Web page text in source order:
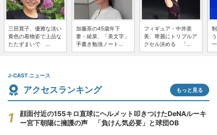
三田寛子、優雅な淡い
黄色の着物姿で上品な
たたずまいで ...
加藤茶の45歳年下
妻・綾菜、「美文字」
手書き勉強ノート...
フィギュア・中井亜
美、華麗にトリプルア
クセル決める 「...
J-CAST ニュース
アクセスランキング もっと見る
顔面付近の155キロ直球にヘルメット叩きつけたDeNAルーキ
ー宮下朝陽に擁護の声 「負けん気必要」と球団OB